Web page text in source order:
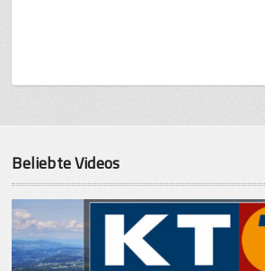
Beliebte Videos